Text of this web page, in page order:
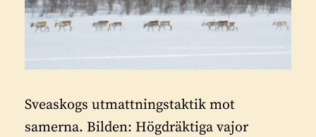
Sveaskogs utmattningstaktik mot
samerna. Bilden: Högdräktiga vajor